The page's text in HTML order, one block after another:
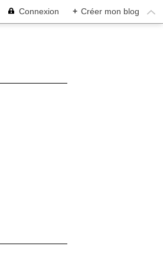
Connexion + Créer mon blog